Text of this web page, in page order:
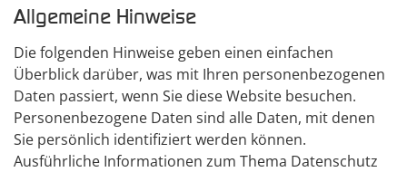
Allgemeine Hinweise
Die folgenden Hinweise geben einen einfachen
Überblick darüber, was mit Ihren personenbezogenen
Daten passiert, wenn Sie diese Website besuchen.
Personenbezogene Daten sind alle Daten, mit denen
Sie persönlich identifiziert werden können.
Ausführliche Informationen zum Thema Datenschutz